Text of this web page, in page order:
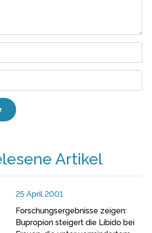
Artikel
25 April 2001
Forschungsergebnisse zeigen:
Bupropion steigert die Libido bei